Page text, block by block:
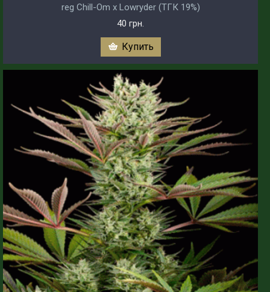
reg Chill-Om x Lowryder (ТГК 19%)
40 грн.
Купить